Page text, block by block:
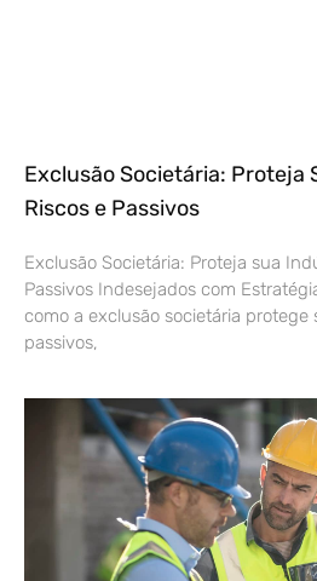
Exclusão Societária: Proteja
Riscos e Passivos
Exclusão Societária: Proteja sua
Passivos Indesejados com
como a exclusão societária protege
passivos,